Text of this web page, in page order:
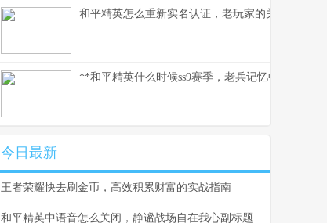
和平精英怎么重新实名认证，老玩家的关键指南副
**和平精英什么时候ss9赛季，老兵记忆中的战术
今日最新
王者荣耀快去刷金币，高效积累财富的实战指南
和平精英中语音怎么关闭，静谧战场自在我心副标题